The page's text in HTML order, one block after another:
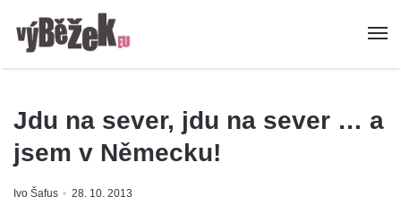
Jdu na sever, jdu na sever … a
jsem v Německu!
Ivo Šafus 28. 10. 2013